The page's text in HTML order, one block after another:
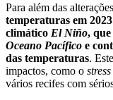
Para além das
temperaturas em
climático El Niño, que
Oceano Pacífico e
das temperaturas.
impactos, como o stress
vários recifes com